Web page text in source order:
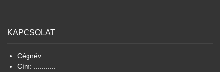
KAPCSOLAT
Cégnév: .......
Cím: ...........